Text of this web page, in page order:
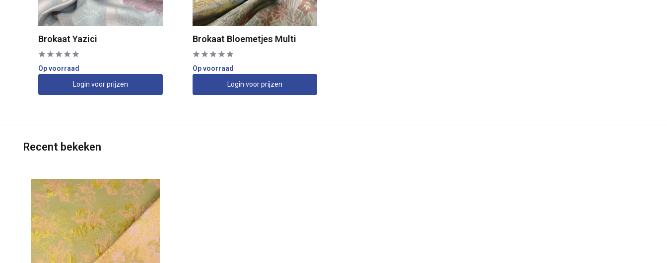
Brokaat Yazici
Op voorraad
Login voor prijzen
Brokaat Bloemetjes Multi
Op voorraad
Login voor prijzen
Recent bekeken